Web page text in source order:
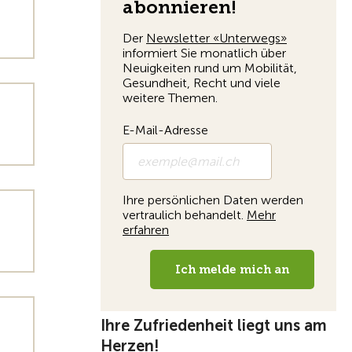
Ihre Zufriedenheit liegt uns am
Herzen!